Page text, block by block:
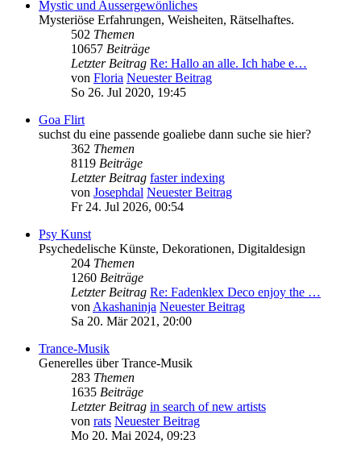
Mystic und Aussergewönliches
Mysteriöse Erfahrungen, Weisheiten, Rätselhaftes.
502 Themen
10657 Beiträge
Letzter Beitrag Re: Hallo an alle. Ich habe e…
von Floria Neuester Beitrag
So 26. Jul 2020, 19:45
Goa Flirt
suchst du eine passende goaliebe dann suche sie hier?
362 Themen
8119 Beiträge
Letzter Beitrag faster indexing
von Josephdal Neuester Beitrag
Fr 24. Jul 2026, 00:54
Psy Kunst
Psychedelische Künste, Dekorationen, Digitaldesign
204 Themen
1260 Beiträge
Letzter Beitrag Re: Fadenklex Deco enjoy the …
vonAkashaninja Neuester Beitrag
Sa 20. Mär 2021, 20:00
Trance-Musik
Generelles über Trance-Musik
283 Themen
1635 Beiträge
Letzter Beitrag in search of new artists
von rats Neuester Beitrag
Mo 20. Mai 2024, 09:23